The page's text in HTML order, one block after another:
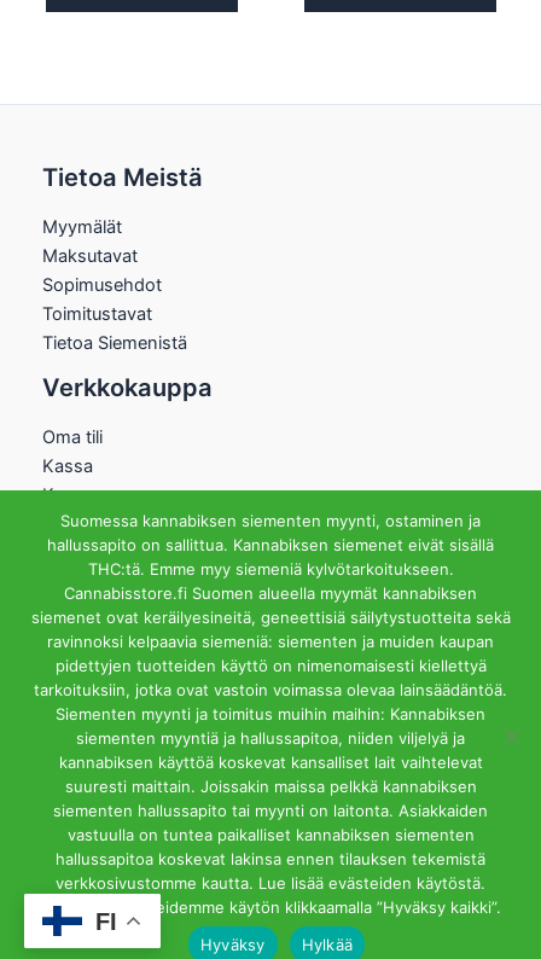
Tietoa Meistä
Myymälät
Maksutavat
Sopimusehdot
Toimitustavat
Tietoa Siemenistä
Verkkokauppa
Oma tili
Kassa
Kauppa
Ostoskori
Helsingin Myymälä
Aukioloajat
Ma-Pe 12-18 La 12-15
Riihipellonkuja 3, 00390
Helsinki
info@cannabisstore.fi
Cannabisstore.fi | Kannabiksen Siemeniä Verkkokaupasta ja
Kivijalkamyymälästä. Helsinki
FI
Suomessa kannabiksen siementen myynti, ostaminen ja
hallussapito on sallittua. Kannabiksen siemenet eivät sisällä
THC:tä. Emme myy siemeniä kylvötarkoitukseen.
Cannabisstore.fi Suomen alueella myymät kannabiksen
siemenet ovat keräilyesineitä, geneettisiä säilytystuotteita sekä
ravinnoksi kelpaavia siemeniä: siementen ja muiden kaupan
pidettyjen tuotteiden käyttö on nimenomaisesti kiellettyä
tarkoituksiin, jotka ovat vastoin voimassa olevaa lainsäädäntöä.
Siementen myynti ja toimitus muihin maihin: Kannabiksen
siementen myyntiä ja hallussapitoa, niiden viljelyä ja
kannabiksen käyttöä koskevat kansalliset lait vaihtelevat
suuresti maittain. Joissakin maissa pelkkä kannabiksen
siementen hallussapito tai myynti on laitonta. Asiakkaiden
vastuulla on tuntea paikalliset kannabiksen siementen
hallussapitoa koskevat lakinsa ennen tilauksen tekemistä
verkkosivustomme kautta. Lue lisää evästeiden käytöstä.
Hyväksyt evästeidemme käytön klikkaamalla ”Hyväksy kaikki”.
Hyväksy
Hylkää